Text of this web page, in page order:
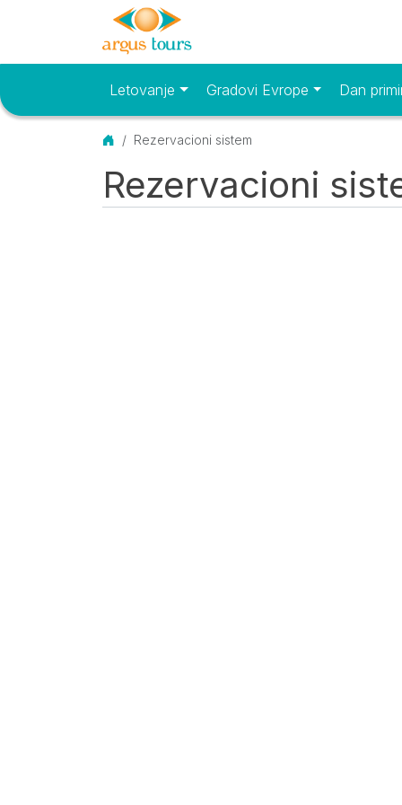
Osnovni meniLetovanje Gradovi Evrope Dan
Početna
Rezervacioni sistem
Rezervacioni